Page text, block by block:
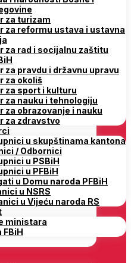
za turizam
za reformu ustava i ustavna
za rad i socijalnu zaštitu
za pravdu i državnu upravu
za okoliš
za sport i kulturu
za nauku i tehnologiju
za obrazovanje i nauku
za zdravstvo
u skupštinama kantona
/ Odbornici
u PSBiH
u PFBiH
u Domu naroda PFBiH
u NSRS
u Vijeću naroda RS
ministara
FBiH